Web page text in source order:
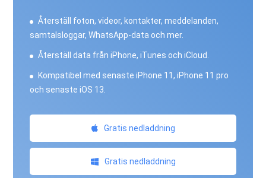
Återställ foton, videor, kontakter, meddelanden,
samtalsloggar, WhatsApp-data och mer.
Återställ data från iPhone, iTunes och iCloud.
Kompatibel med senaste iPhone 11, iPhone 11 pro
och senaste iOS 13.
Gratis nedladdning
Gratis nedladdning